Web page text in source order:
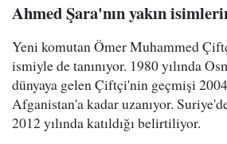
Ahmed Şara'nın yakın
Yeni komutan Ömer Muhammed
ismiyle de tanınıyor. 1980 yılında
dünyaya gelen Çiftçi'nin geçmişi
Afganistan'a kadar uzanıyor.
2012 yılında katıldığı belirtiliyor.